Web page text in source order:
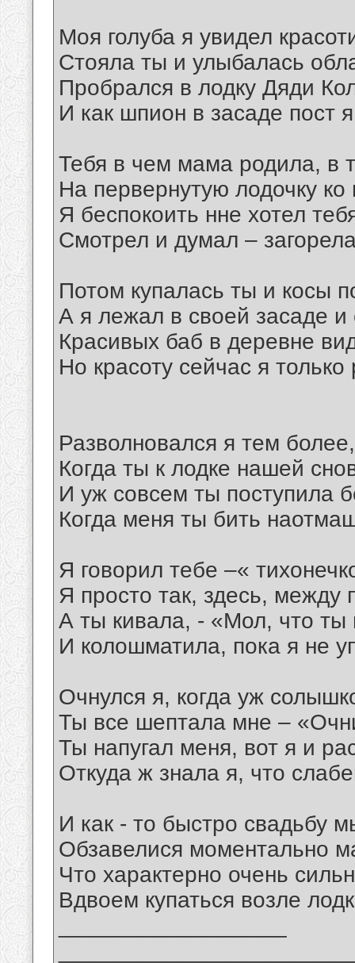
Моя голуба я увидел
Стояла ты и улыбалась
Пробрался в лодку Дяди
И как шпион в засаде пост
Тебя в чем мама родила, в
На первернутую лодочку ко
Я беспокоить нне хотел
Смотрел и думал –
Потом купалась ты и косы
А я лежал в своей засаде и
Красивых баб в деревне
Но красоту сейчас я только
Разволновался я тем
Когда ты к лодке нашей
И уж совсем ты поступила
Когда меня ты бить
Я говорил тебе –«
Я просто так, здесь, между
А ты кивала, - «Мол, что
И колошматила, пока я не
Очнулся я, когда уж
Ты все шептала мне –
Ты напугал меня, вот я и
Откуда ж знала я, что
И как - то быстро свадьбу
Обзавелися моментально
Что характерно очень
Вдвоем купаться возле